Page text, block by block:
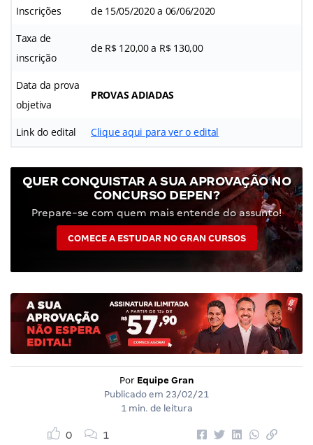
Inscrições de 15/05/2020 a 06/06/2020
Taxa de
inscrição
de R$ 120,00 a R$ 130,00
Data da prova
objetiva
PROVAS ADIADAS
Link do edital Clique aqui para ver o edital
QUER CONQUISTAR A SUA APROVAÇÃO NO
CONCURSO DEPEN?
Prepare-se com quem mais entende do assunto!
COMECE A ESTUDAR NO GRAN CURSOS
Por Equipe Gran
Publicado em 23/02/21
1 min. de leitura
0 1